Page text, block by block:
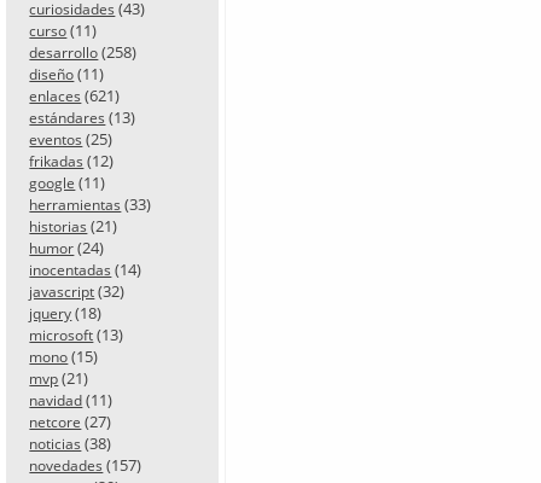
curiosidades (43)
curso (11)
desarrollo (258)
diseño (11)
enlaces (621)
estándares (13)
eventos (25)
frikadas (12)
google (11)
herramientas (33)
historias (21)
humor (24)
inocentadas (14)
javascript (32)
jquery (18)
microsoft (13)
mono (15)
mvp (21)
navidad (11)
netcore (27)
noticias (38)
novedades (157)